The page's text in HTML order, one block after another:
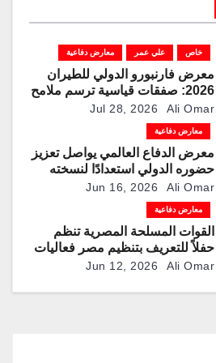
خاص علي عمر معارض دفاعية
معرض فارنبورو الدولي للطيران
2026: صفقات قياسية ترسم ملامح
مرحلة جديدة لقطاعات الطيران
والدفاع والفضاء
Jul 28, 2026 Ali Omar
معارض دفاعية
معرض الدفاع العالمي يواصل تعزيز
حضوره الدولي استعدادًا لنسخته
الرابعة عام 2028Jun 16, 2026 Ali Omar
معارض دفاعية
القوات المسلحة المصرية تنظم
حفلاً للتعريف بتنظيم مصر فعاليات
النسخة الثانية من معرض العلمين
2026”
Jun 12, 2026 Ali Omar